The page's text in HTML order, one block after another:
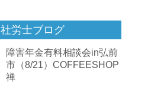
社労士ブログ
障害年金有料相談会in弘前
市（8/21）COFFEESHOP
禅